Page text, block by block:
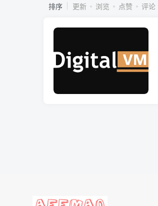
排序 更新 浏览 点赞 评论